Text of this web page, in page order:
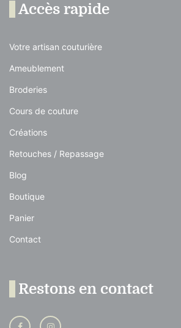
Accès rapide
Votre artisan couturière
Ameublement
Broderies
Cours de couture
Créations
Retouches / Repassage
Blog
Boutique
Panier
Contact
Restons en contact